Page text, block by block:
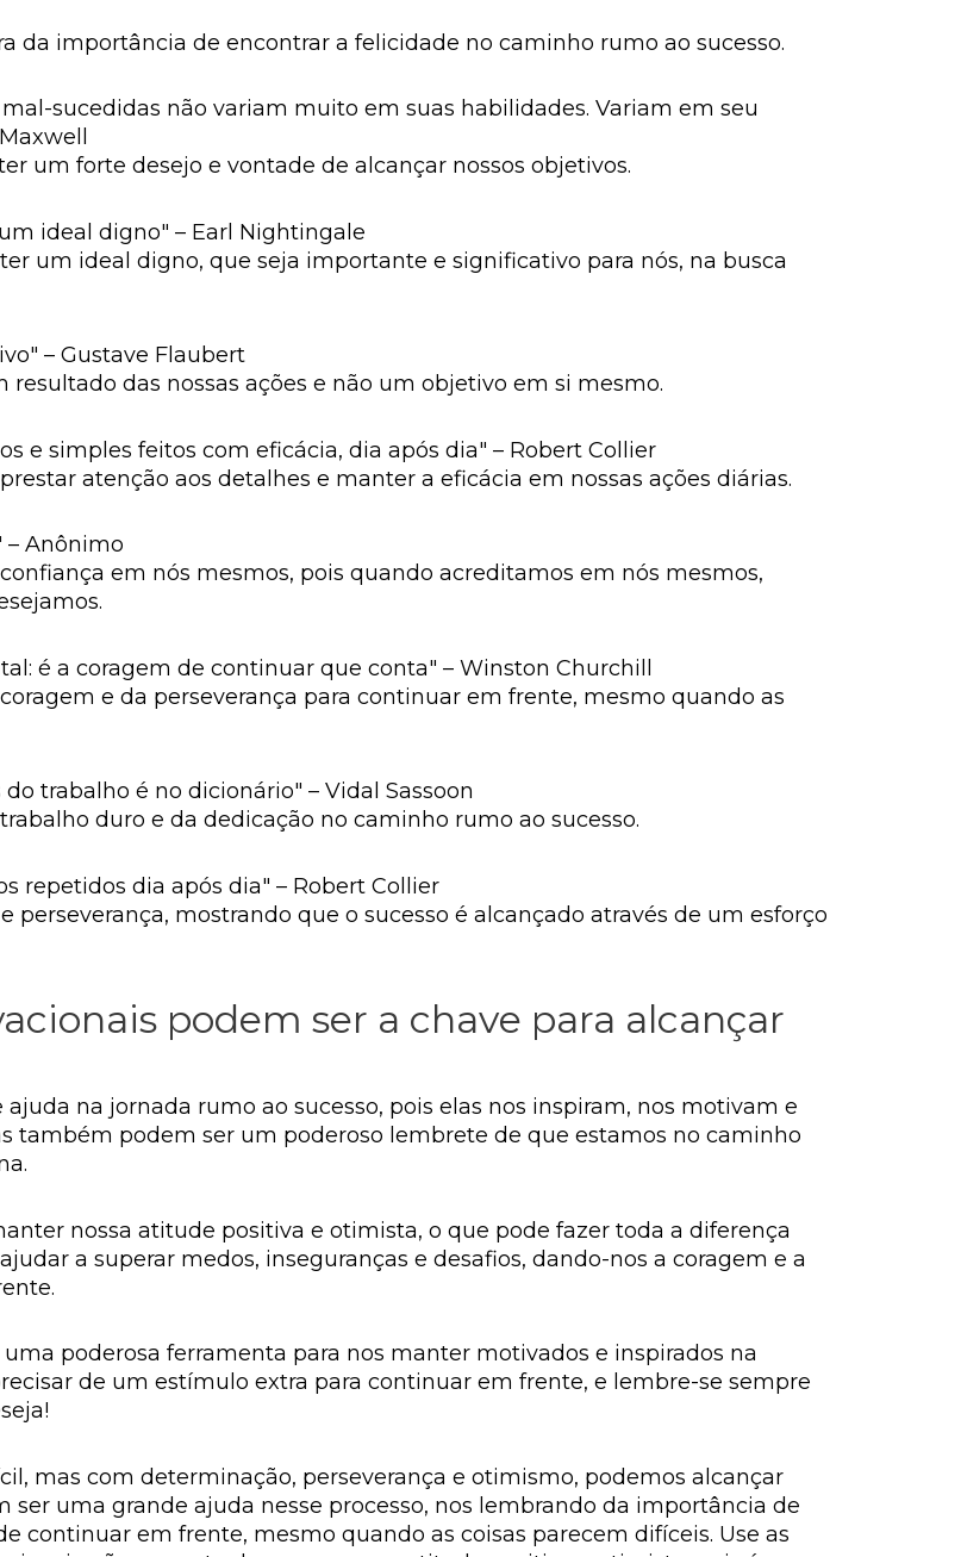
da importância de encontrar a felicidade no caminho rumo ao sucesso.
sucedidas não variam muito em suas habilidades. Variam em seu
um forte desejo e vontade de alcançar nossos objetivos.
ideal digno" – Earl Nightingale
um ideal digno, que seja importante e significativo para nós, na busca
– Gustave Flaubert
resultado das nossas ações e não um objetivo em si mesmo.
e simples feitos com eficácia, dia após dia" – Robert Collier
atenção aos detalhes e manter a eficácia em nossas ações diárias.
– Anônimo
em nós mesmos, pois quando acreditamos em nós mesmos,
é a coragem de continuar que conta" – Winston Churchill
e da perseverança para continuar em frente, mesmo quando as
trabalho é no dicionário" – Vidal Sassoon
duro e da dedicação no caminho rumo ao sucesso.
repetidos dia após dia" – Robert Collier
perseverança, mostrando que o sucesso é alcançado através de um esforço
podem ser a chave para alcançar
na jornada rumo ao sucesso, pois elas nos inspiram, nos motivam e
também podem ser um poderoso lembrete de que estamos no caminho
nossa atitude positiva e otimista, o que pode fazer toda a diferença
a superar medos, inseguranças e desafios, dando-nos a coragem e a
poderosa ferramenta para nos manter motivados e inspirados na
de um estímulo extra para continuar em frente, e lembre-se sempre
mas com determinação, perseverança e otimismo, podemos alcançar
ser uma grande ajuda nesse processo, nos lembrando da importância de
continuar em frente, mesmo quando as coisas parecem difíceis. Use as